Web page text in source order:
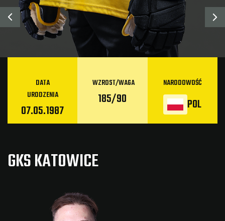
DATA
URODZENIA
07.05.1987
WZROST/WAGA
185/90
NARODOWOŚĆ
POL
GKS KATOWICE